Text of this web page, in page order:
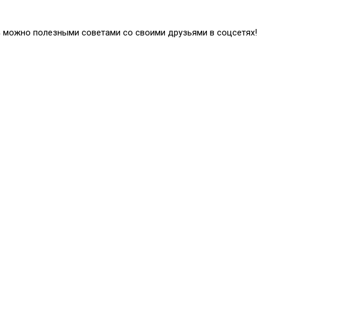
полезными советами со своими друзьями в соцсетях!